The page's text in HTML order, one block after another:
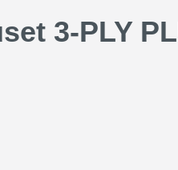
3-PLY